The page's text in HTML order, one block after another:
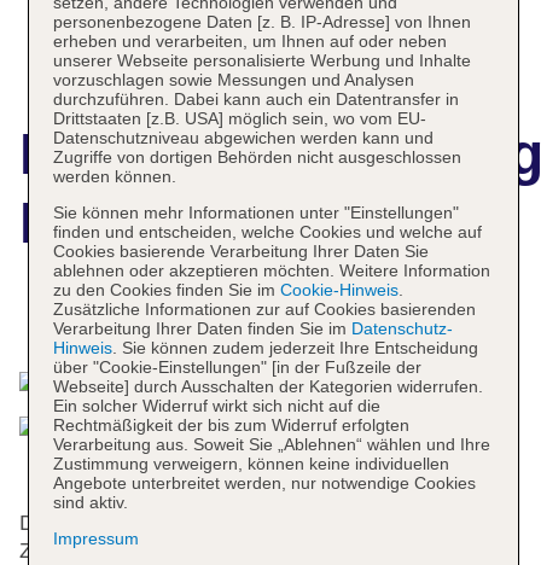
Hostal Jume
Das bietet Ihre Unterkunft
Das Hotel mit einem Aufzug verfügt über 39
Zimmer. An der Rezeption im Empfangsbereich
personenbezogene Daten [z. B. IP-Adresse] von Ihnen
erheben und verarbeiten, um Ihnen auf oder neben
unserer Webseite personalisierte Werbung und Inhalte
vorzuschlagen sowie Messungen und Analysen
durchzuführen. Dabei kann auch ein Datentransfer in
Drittstaaten [z.B. USA] möglich sein, wo vom EU-
Datenschutzniveau abgewichen werden kann und
Zugriffe von dortigen Behörden nicht ausgeschlossen
werden können.
Sie können mehr Informationen unter "Einstellungen"
finden und entscheiden, welche Cookies und welche auf
Cookies basierende Verarbeitung Ihrer Daten Sie
ablehnen oder akzeptieren möchten. Weitere Information
zu den Cookies finden Sie im Cookie-Hinweis.
Zusätzliche Informationen zur auf Cookies basierenden
Verarbeitung Ihrer Daten finden Sie im Datenschutz-
Hinweis. Sie können zudem jederzeit Ihre Entscheidung
über "Cookie-Einstellungen" [in der Fußzeile der
Webseite] durch Ausschalten der Kategorien widerrufen.
Ein solcher Widerruf wirkt sich nicht auf die
Rechtmäßigkeit der bis zum Widerruf erfolgten
Verarbeitung aus. Soweit Sie „Ablehnen“ wählen und Ihre
Zustimmung verweigern, können keine individuellen
Angebote unterbreitet werden, nur notwendige Cookies
sind aktiv.
Impressum